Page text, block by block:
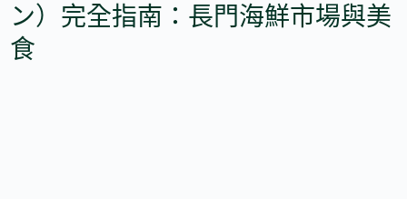
ン）完全指南：長門海鮮市場與美
食